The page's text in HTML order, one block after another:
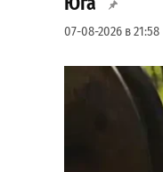
07-08-2026 в 21:58